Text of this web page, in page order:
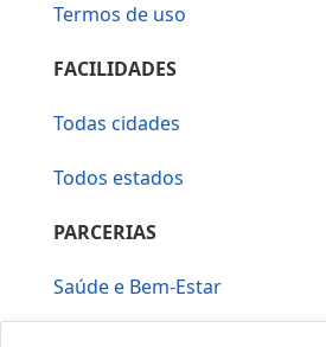
Termos de uso
FACILIDADES
Todas cidades
Todos estados
PARCERIAS
Saúde e Bem-Estar